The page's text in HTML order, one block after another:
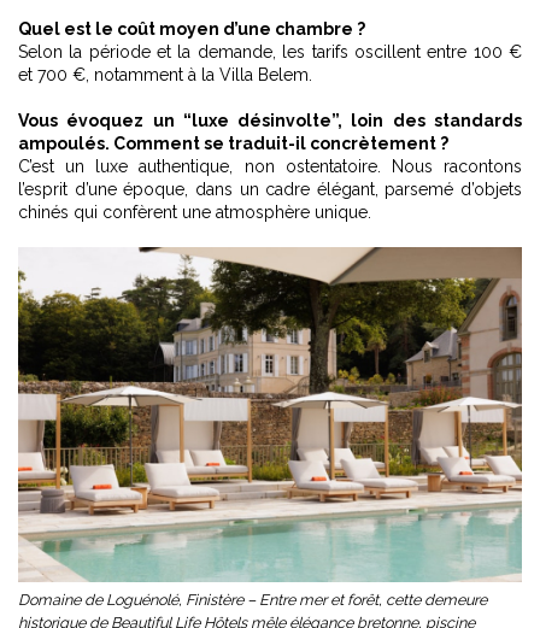
Quel est le coût moyen d’une chambre ?
Selon la période et la demande, les tarifs oscillent entre 100 €
et 700 €, notamment à la Villa Belem.
Vous évoquez un “luxe désinvolte”, loin des standards
ampoulés. Comment se traduit-il concrètement ?
C’est un luxe authentique, non ostentatoire. Nous racontons
l’esprit d’une époque, dans un cadre élégant, parsemé d’objets
chinés qui confèrent une atmosphère unique.
Domaine de Loguénolé, Finistère – Entre mer et forêt, cette demeure
historique de Beautiful Life Hôtels mêle élégance bretonne, piscine